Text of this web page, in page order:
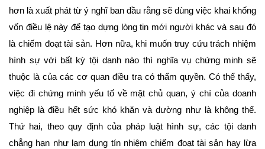
hơn là xuất phát từ ý nghĩ ban đầu rằng sẽ dùng việc khai khống
vốn điều lệ này để tạo dựng lòng tin mới người khác và sau đó
là chiếm đoạt tài sản. Hơn nữa, khi muốn truy cứu trách nhiệm
hình sự với bất kỳ tội danh nào thì nghĩa vụ chứng minh sẽ
thuộc là của các cơ quan điều tra có thẩm quyền. Có thể thấy,
việc đi chứng minh yếu tố về mặt chủ quan, ý chí của doanh
nghiệp là điều hết sức khó khăn và dường như là không thể.
Thứ hai, theo quy định của pháp luật hình sự, các tội danh
chẳng hạn như lạm dụng tín nhiệm chiếm đoạt tài sản hay lừa